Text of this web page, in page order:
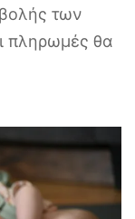
των
πληρωμές θα